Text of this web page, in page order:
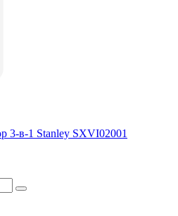
3-в-1 Stanley SXVI02001